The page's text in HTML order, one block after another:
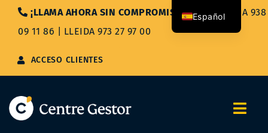
Saltar
contenido
¡LLAMA AHORA SIN COMPROMISO!|BARCELONA 938
09 11 86
LLEIDA 973 27 97 00
ACCESO CLIENTES
Español
Català